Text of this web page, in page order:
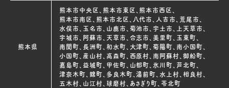
熊本県
熊本市中央区、熊本市東区、熊本市西区、
熊本市南区、熊本市北区、八代市、人吉市、荒尾市、
水俣市、玉名市、山鹿市、菊池市、宇土市、上天草市、
宇城市、阿蘇市、天草市、合志市、美里町、玉東町、
南関町、長洲町、和水町、大津町、菊陽町、南小国町、
小国町、産山村、高森町、西原村、南阿蘇村、御船町、
嘉島町、益城町、甲佐町、山都町、氷川町、芦北町、
津奈木町、錦町、多良木町、湯前町、水上村、相良村、
五木村、山江村、球磨村、あさぎり町、苓北町